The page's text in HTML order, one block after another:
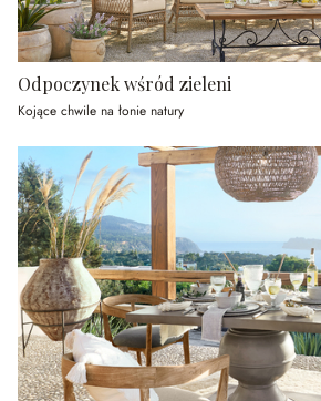
Odpoczynek wśród zieleni
Kojące chwile na łonie natury